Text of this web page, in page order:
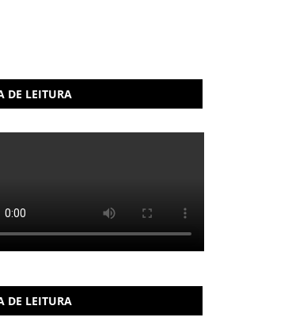
DE LEITURA
DE LEITURA